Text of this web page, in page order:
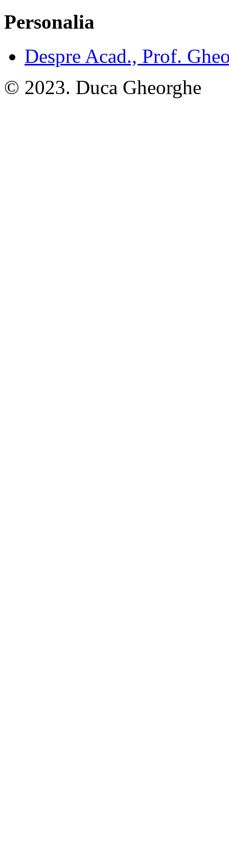
Personalia
Despre Acad., Prof.
© 2023. Duca Gheorghe